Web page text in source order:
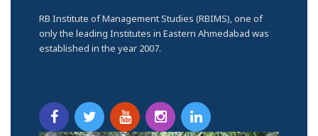
RB Institute of Management Studies (RBIMS), one of
only the leading Institutes in Eastern Ahmedabad was
established in the year 2007.